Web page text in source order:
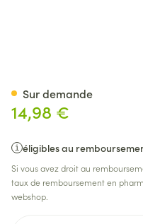
14,98 €
éligibles au
Si vous avez droit au
taux de remboursement en
webshop.
Sur demande